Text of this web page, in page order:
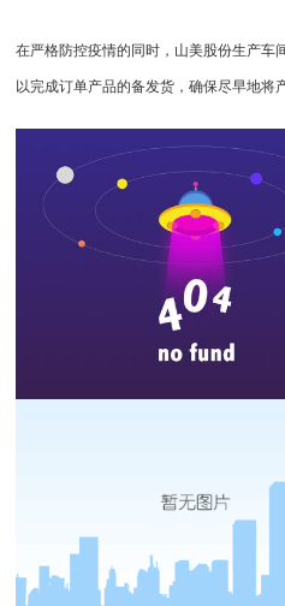
在严格防控疫情的同时，山美股份生产车
以完成订单产品的备发货，确保尽早地将